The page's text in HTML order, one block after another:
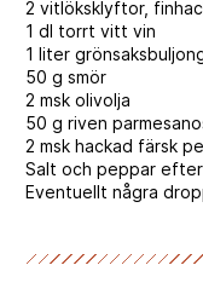
2 vitlöksklyftor,
1 dl torrt vitt vin
1 liter
50 g smör
2 msk olivolja
50 g riven
2 msk hackad färsk
Salt och peppar efter
Eventuellt några